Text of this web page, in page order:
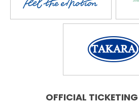
OFFICIAL